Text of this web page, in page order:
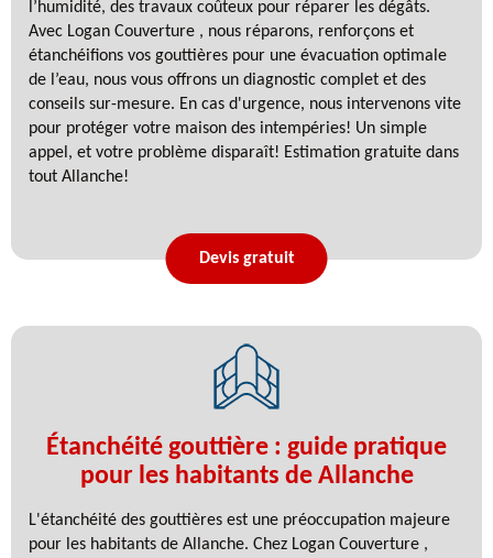
l’humidité, des travaux coûteux pour réparer les dégâts.
Avec Logan Couverture , nous réparons, renforçons et
étanchéifions vos gouttières pour une évacuation optimale
de l’eau, nous vous offrons un diagnostic complet et des
conseils sur-mesure. En cas d'urgence, nous intervenons vite
pour protéger votre maison des intempéries! Un simple
appel, et votre problème disparaît! Estimation gratuite dans
tout Allanche!
Devis gratuit
Étanchéité gouttière : guide pratique
pour les habitants de Allanche
L'étanchéité des gouttières est une préoccupation majeure
pour les habitants de Allanche. Chez Logan Couverture ,